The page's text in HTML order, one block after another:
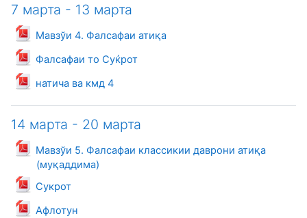
7 марта - 13 марта
Мавзўи 4. Фалсафаи атиқа
Файл
Фалсафаи то Суќрот
Файл
натича ва кмд 4
Файл
14 марта - 20 марта
Мавзўи 5. Фалсафаи классикии даврони атиқа
(муқаддима)
Файл
Сукрот
Файл
Афлотун
Файл